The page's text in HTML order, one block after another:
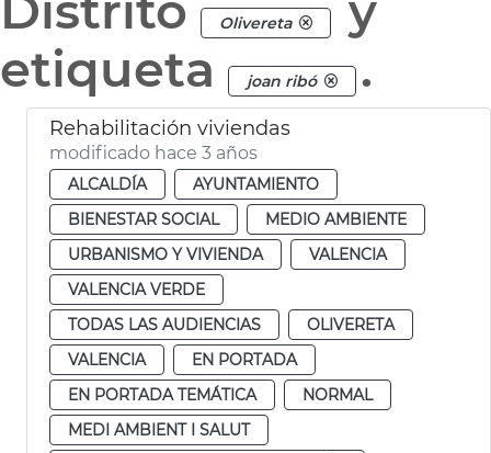
Olivereta
etiqueta
joan ribó .
Rehabilitación viviendas
modificado hace 3 años
ALCALDÍA
AYUNTAMIENTO
BIENESTAR SOCIAL
MEDIO AMBIENTE
URBANISMO Y VIVIENDA
VALENCIA
VALENCIA VERDE
TODAS LAS AUDIENCIAS
OLIVERETA
VALENCIA
EN PORTADA
EN PORTADA TEMÁTICA
NORMAL
MEDI AMBIENT I SALUT